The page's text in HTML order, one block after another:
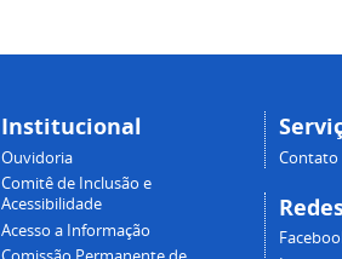
Institucional
Ouvidoria
Comitê de Inclusão e
Acessibilidade
Acesso a Informação
Contato